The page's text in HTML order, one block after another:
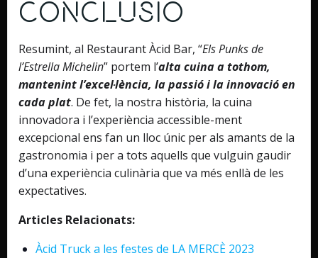
Conclusió
Resumint, al Restaurant Àcid Bar, “Els Punks de
l’Estrella Michelin” portem l’alta cuina a tothom,
mantenint l’excel·lència, la passió i la innovació en
cada plat. De fet, la nostra història, la cuina
innovadora i l’experiència accessible-ment
excepcional ens fan un lloc únic per als amants de la
gastronomia i per a tots aquells que vulguin gaudir
d’una experiència culinària que va més enllà de les
expectatives.
Articles Relacionats:
Àcid Truck a les festes de LA MERCÈ 2023